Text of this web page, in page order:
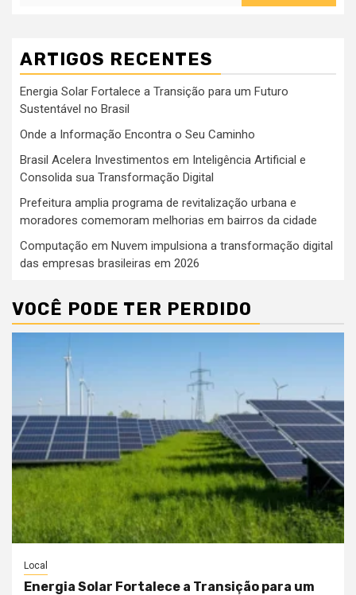
ARTIGOS RECENTES
Energia Solar Fortalece a Transição para um Futuro
Sustentável no Brasil
Onde a Informação Encontra o Seu Caminho
Brasil Acelera Investimentos em Inteligência Artificial e
Consolida sua Transformação Digital
Prefeitura amplia programa de revitalização urbana e
moradores comemoram melhorias em bairros da cidade
Computação em Nuvem impulsiona a transformação digital
das empresas brasileiras em 2026
VOCÊ PODE TER PERDIDO
Local
Energia Solar Fortalece a Transição para um